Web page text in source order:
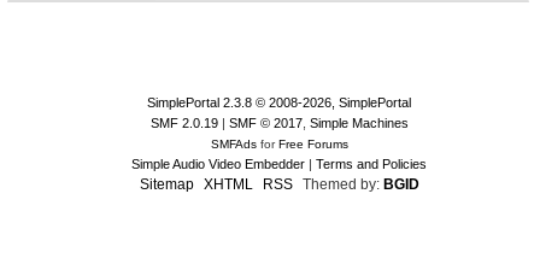
SimplePortal 2.3.8 © 2008-2026, SimplePortal
SMF 2.0.19| SMF © 2017, Simple Machines
SMFAdsforFree Forums
Simple Audio Video Embedder | Terms and Policies
Sitemap XHTML RSS Themed by: BGID